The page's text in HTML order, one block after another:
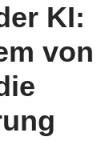
KI:
von